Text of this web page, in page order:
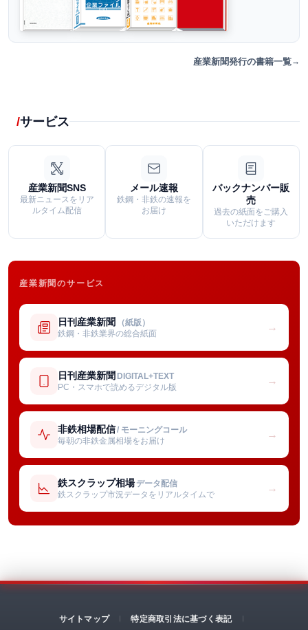
産業新聞発行の書籍一覧
サービス
産業新聞SNS
最新ニュースをリア
ルタイム配信
メール速報
鉄鋼・非鉄の速報を
お届け
バックナンバー販
売
過去の紙面をご購入
いただけます
産業新聞のサービス
日刊産業新聞 （紙版）
鉄鋼・非鉄業界の総合紙面
→
日刊産業新聞 DIGITAL+TEXT
PC・スマホで読めるデジタル版
→
非鉄相場配信/ モーニングコール
毎朝の非鉄金属相場をお届け
→
鉄スクラップ相場 データ配信
鉄スクラップ市況データをリアルタイムで
→
サイトマップ 特定商取引法に基づく表記